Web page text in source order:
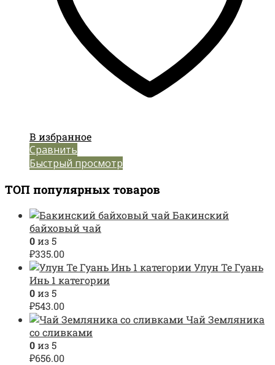
В избранное
Сравнить
Быстрый просмотр
ТОП популярных товаров
Бакинский
байховый чай
0из 5
₽335.00
Улун Те Гуань
Инь 1 категории
0из 5
₽543.00
Чай Земляника
со сливками
0из 5
₽656.00